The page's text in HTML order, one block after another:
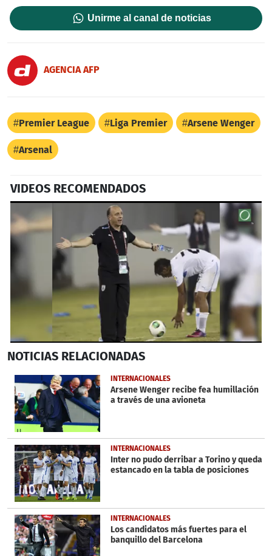
Unirme al canal de noticias
AGENCIA AFP
Premier League Liga Premier Arsene Wenger
Arsenal
VIDEOS RECOMENDADOS
seconds
52
seconds
NOTICIAS RELACIONADAS
INTERNACIONALES
Arsene Wenger recibe fea humillación
a través de una avioneta
INTERNACIONALES
Inter no pudo derribar a Torino y queda
estancado en la tabla de posiciones
INTERNACIONALES
Los candidatos más fuertes para el
banquillo del Barcelona